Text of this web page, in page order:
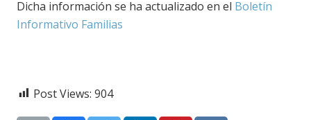
Dicha información se ha actualizado en el Boletín
Informativo Familias
Post Views: 904